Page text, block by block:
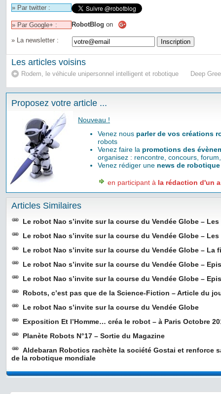
» Par twitter :
» Par Google+ : RobotBlog on
» La newsletter :
Les articles voisins
Rodem, le véhicule unipersonnel intelligent et robotique Deep
Proposez votre article ...
Nouveau !
Venez nous parler de vos créations
robots
Venez faire la promotions des
organisez : rencontre, concours,
Venez rédiger une news de robotique
en participant à la rédaction d'un
Articles Similaires
Le robot Nao s’invite sur la course du Vendée Globe –
Le robot Nao s’invite sur la course du Vendée Globe –
Le robot Nao s’invite sur la course du Vendée Globe – La
Le robot Nao s’invite sur la course du Vendée Globe –
Le robot Nao s’invite sur la course du Vendée Globe –
Robots, c’est pas que de la Science-Fiction – Article du
Le robot Nao s’invite sur la course du Vendée Globe
Exposition Et l’Homme… créa le robot – à Paris Octobre
Planète Robots N°17 – Sortie du Magazine
Aldebaran Robotics rachète la société Gostai et renforce
de la robotique mondiale